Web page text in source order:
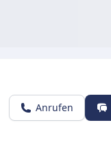
Anrufen